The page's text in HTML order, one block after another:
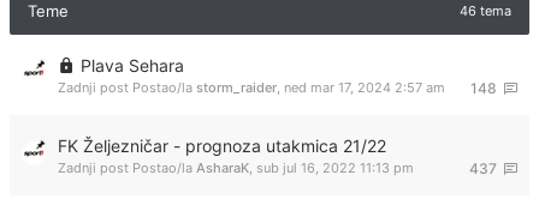
Teme 46 tema
Plava Sehara
148
Zadnji post Postao/la storm_raider, ned mar 17, 2024 2:57 am
FK Željezničar - prognoza utakmica 21/22
437
Zadnji post Postao/la AsharaK, sub jul 16, 2022 11:13 pm